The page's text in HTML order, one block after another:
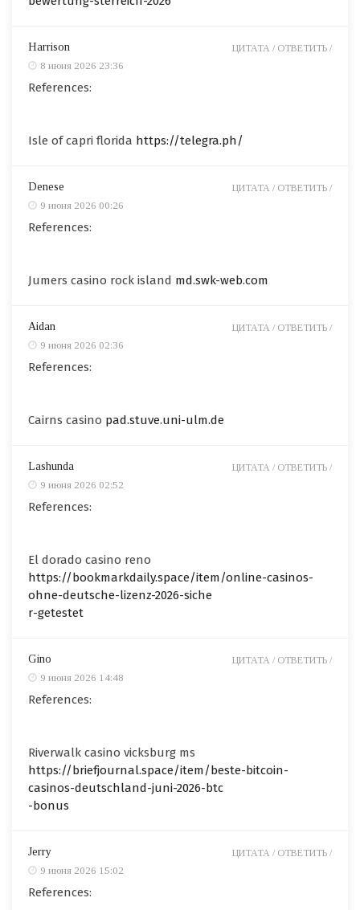
Harrison
8 июня 2026 23:36
References:
Isle of capri florida https://telegra.ph/
ЦИТАТА / ОТВЕТИТЬ /
Denese
9 июня 2026 00:26
References:
Jumers casino rock island md.swk-web.com
ЦИТАТА / ОТВЕТИТЬ /
Aidan
9 июня 2026 02:36
References:
Cairns casino pad.stuve.uni-ulm.de
ЦИТАТА / ОТВЕТИТЬ /
Lashunda
9 июня 2026 02:52
References:
El dorado casino reno
https://bookmarkdaily.space/item/online-casinos-
ohne-deutsche-lizenz-2026-siche
r-getestet
ЦИТАТА / ОТВЕТИТЬ /
Gino
9 июня 2026 14:48
References:
Riverwalk casino vicksburg ms
https://briefjournal.space/item/beste-bitcoin-
casinos-deutschland-juni-2026-btc
-bonus
ЦИТАТА / ОТВЕТИТЬ /
Jerry
9 июня 2026 15:02
References:
ЦИТАТА / ОТВЕТИТЬ /